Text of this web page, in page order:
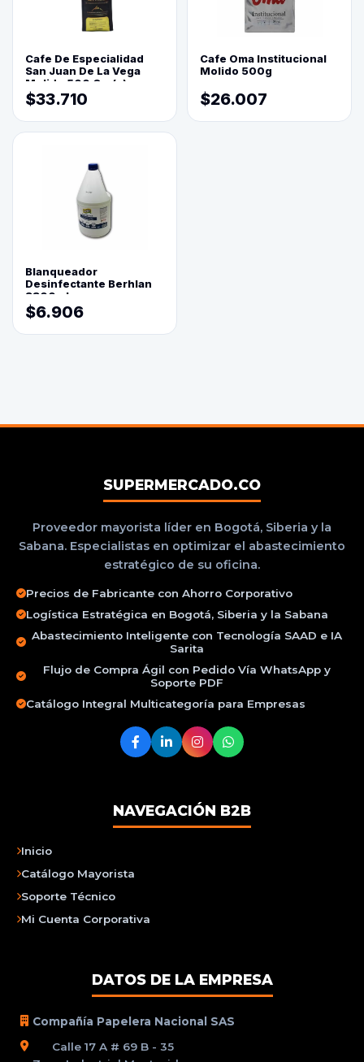
Cafe De Especialidad
San Juan De La Vega
Molido 500 Grs(=)
$33.710
Cafe Oma Institucional
Molido 500g
$26.007
Blanqueador
Desinfectante Berhlan
3800ml
$6.906
SUPERMERCADO.CO
Proveedor mayorista líder en Bogotá, Siberia y la
Sabana. Especialistas en optimizar el abastecimiento
estratégico de su oficina.
Precios de Fabricante con Ahorro Corporativo
Logística Estratégica en Bogotá, Siberia y la Sabana
Abastecimiento Inteligente con Tecnología SAAD e IA
Sarita
Flujo de Compra Ágil con Pedido Vía WhatsApp y
Soporte PDF
Catálogo Integral Multicategoría para Empresas
NAVEGACIÓN B2B
Inicio
Catálogo Mayorista
Soporte Técnico
Mi Cuenta Corporativa
DATOS DE LA EMPRESA
Compañía Papelera Nacional SAS
Calle 17 A # 69 B - 35